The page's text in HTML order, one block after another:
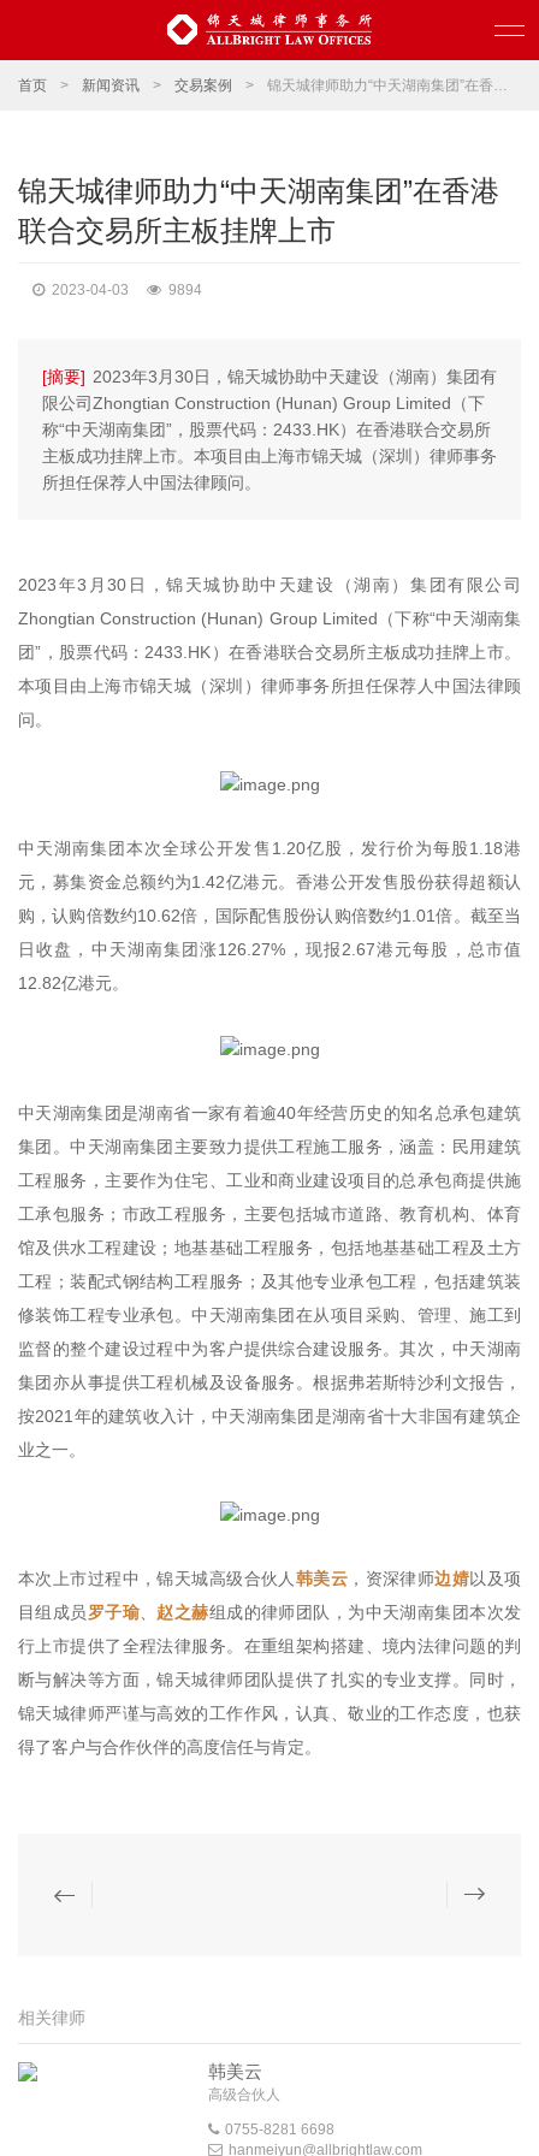
首页 > 新闻资讯 > 交易案例 > 锦天城律师助力“中天湖南集团”在香港联合交易所主板挂牌上市
锦天城律师助力“中天湖南集团”在香港
联合交易所主板挂牌上市
2023-04-03 9894
[摘要] 2023年3月30日，锦天城协助中天建设（湖南）集团有
限公司Zhongtian Construction (Hunan) Group Limited（下
称“中天湖南集团”，股票代码：2433.HK）在香港联合交易所
主板成功挂牌上市。本项目由上海市锦天城（深圳）律师事务
所担任保荐人中国法律顾问。
2023年3月30日，锦天城协助中天建设（湖南）集团有限公司
Zhongtian Construction (Hunan) Group Limited（下称“中天湖南集
团”，股票代码：2433.HK）在香港联合交易所主板成功挂牌上市。
本项目由上海市锦天城（深圳）律师事务所担任保荐人中国法律顾
问。
中天湖南集团本次全球公开发售1.20亿股，发行价为每股1.18港
元，募集资金总额约为1.42亿港元。香港公开发售股份获得超额认
购，认购倍数约10.62倍，国际配售股份认购倍数约1.01倍。截至当
日收盘，中天湖南集团涨126.27%，现报2.67港元每股，总市值
12.82亿港元。
中天湖南集团是湖南省一家有着逾40年经营历史的知名总承包建筑
集团。中天湖南集团主要致力提供工程施工服务，涵盖：民用建筑
工程服务，主要作为住宅、工业和商业建设项目的总承包商提供施
工承包服务；市政工程服务，主要包括城市道路、教育机构、体育
馆及供水工程建设；地基基础工程服务，包括地基基础工程及土方
工程；装配式钢结构工程服务；及其他专业承包工程，包括建筑装
修装饰工程专业承包。中天湖南集团在从项目采购、管理、施工到
监督的整个建设过程中为客户提供综合建设服务。其次，中天湖南
集团亦从事提供工程机械及设备服务。根据弗若斯特沙利文报告，
按2021年的建筑收入计，中天湖南集团是湖南省十大非国有建筑企
业之一。
本次上市过程中，锦天城高级合伙人 韩美云 ，资深律师边婧以及项
目组成员罗子瑜 赵之赫组成的律师团队，为中天湖南集团本次发
行上市提供了全程法律服务。在重组架构搭建、境内法律问题的判
断与解决等方面，锦天城律师团队提供了扎实的专业支撑。同时，
锦天城律师严谨与高效的工作作风，认真、敬业的工作态度，也获
得了客户与合作伙伴的高度信任与肯定。
相关律师
韩美云
高级合伙人
0755-8281 6698
hanmeiyun@allbrightlaw.com